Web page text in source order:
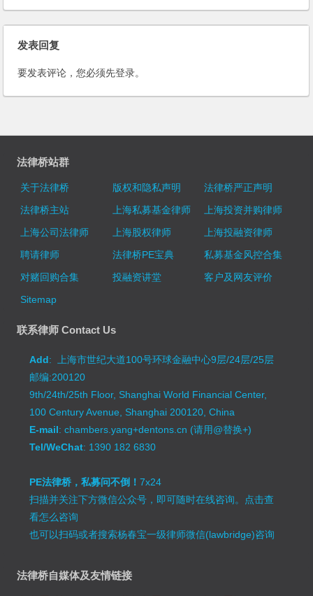
发表回复
要发表评论，您必须先登录。
法律桥站群
关于法律桥 版权和隐私声明
法律桥严正声明
法律桥主站
上海私募基金律师
上海投资并购律师
上海公司法律师
上海股权律师
上海投融资律师
聘请律师
法律桥PE宝典
私募基金风控合集
对赌回购合集
投融资讲堂
客户及网友评价
Sitemap
联系律师 Contact Us
Add: 上海市世纪大道100号环球金融中心9层/24层/25层
邮编:200120
9th/24th/25th Floor, Shanghai World Financial Center,
100 Century Avenue, Shanghai 200120, China
E-mail: chambers.yang+dentons.cn (请用@替换+)
Tel/WeChat: 1390 182 6830
PE法律桥，私募问不倒！7x24
扫描并关注下方微信公众号，即可随时在线咨询。 点击查
看怎么咨询
也可以扫码或者搜索杨春宝一级律师微信(lawbridge)咨询
法律桥自媒体及友情链接